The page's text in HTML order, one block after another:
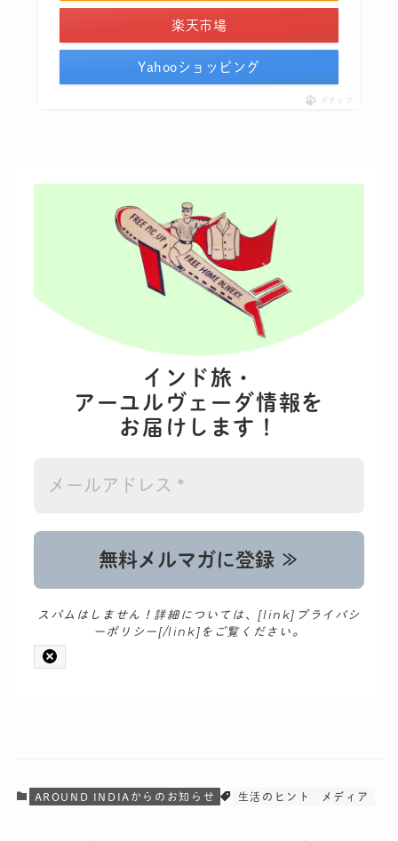
楽天市場
Yahooショッピング
ポチップ
インド旅・
アーユルヴェーダ情報を
お届けします！
スパムはしません！詳細については、[link]プライバシ
ーポリシー[/link]をご覧ください。
AROUND INDIAからのお知らせ 生活のヒント メディア